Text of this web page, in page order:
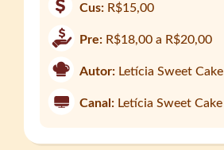
Cus: R$15,00
Pre: R$18,00 a R$20,00
Autor: Letícia Sweet Cake
Canal: Letícia Sweet Cake